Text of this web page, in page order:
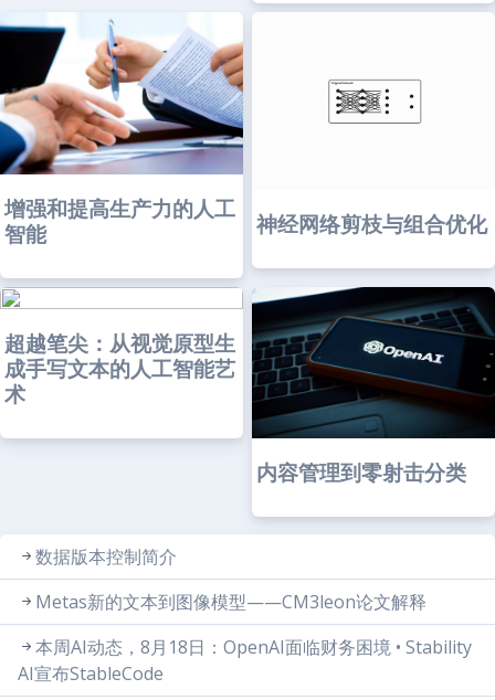
增强和提高生产力的人工
智能
神经网络剪枝与组合优化
超越笔尖：从视觉原型生
成手写文本的人工智能艺
术
内容管理到零射击分类
数据版本控制简介
Metas新的文本到图像模型——CM3leon论文解释
本周AI动态，8月18日：OpenAI面临财务困境 • Stability
AI宣布StableCode